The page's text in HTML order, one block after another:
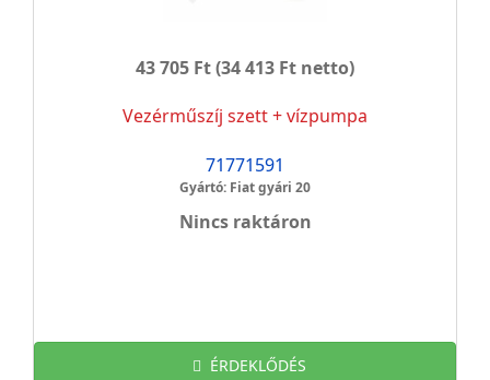
43 705 Ft(34 413 Ft netto)
Vezérműszíj szett + vízpumpa
71771591
Gyártó: Fiat gyári 20
Nincs raktáron
ÉRDEKLŐDÉS